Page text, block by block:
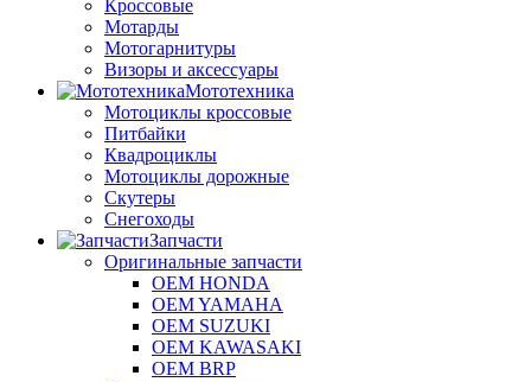
Кроссовые
Мотарды
Мотогарнитуры
Визоры и аксессуары
Мототехника
Мотоциклы кроссовые
Питбайки
Квадроциклы
Мотоциклы дорожные
Скутеры
Снегоходы
Запчасти
Оригинальные запчасти
OEM HONDA
OEM YAMAHA
OEM SUZUKI
OEM KAWASAKI
OEM BRP